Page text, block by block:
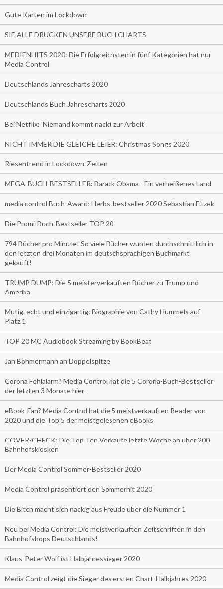
Gute Karten im Lockdown
SIE ALLE DRUCKEN UNSERE BUCH CHARTS
MEDIENHITS 2020: Die Erfolgreichsten in fünf Kategorien hat nur
Media Control
Deutschlands Jahrescharts 2020
Deutschlands Buch Jahrescharts 2020
Bei Netflix: 'Niemand kommt nackt zur Arbeit'
NICHT IMMER DIE GLEICHE LEIER: Christmas Songs 2020
Riesentrend in Lockdown-Zeiten
MEGA-BUCH-BESTSELLER: Barack Obama - Ein verheißenes Land
media control Buch-Award: Herbstbestseller 2020 Sebastian Fitzek
Die Promi-Buch-Bestseller TOP 20
794 Bücher pro Minute! So viele Bücher wurden durchschnittlich in
den letzten drei Monaten im deutschsprachigen Buchmarkt
gekauft!
TRUMP DUMP: Die 5 meisterverkauften Bücher zu Trump und
Amerika
Mutig, echt und einzigartig: Biographie von Cathy Hummels auf
Platz 1
TOP 20 MC Audiobook Streaming by BookBeat
Jan Böhmermann an Doppelspitze
Corona Fehlalarm? Media Control hat die 5 Corona-Buch-Bestseller
der letzten 3 Monate hier
eBook-Fan? Media Control hat die 5 meistverkauften Reader von
2020 und die Top 5 der meistgelesenen eBooks
COVER-CHECK: Die Top Ten Verkäufe letzte Woche an über 200
Bahnhofskiosken
Der Media Control Sommer-Bestseller 2020
Media Control präsentiert den Sommerhit 2020
Die Bitch macht sich nackig aus Freude über die Nummer 1
Neu bei Media Control: Die meistverkauften Zeitschriften in den
Bahnhofshops Deutschlands!
Klaus-Peter Wolf ist Halbjahressieger 2020
Media Control zeigt die Sieger des ersten Chart-Halbjahres 2020